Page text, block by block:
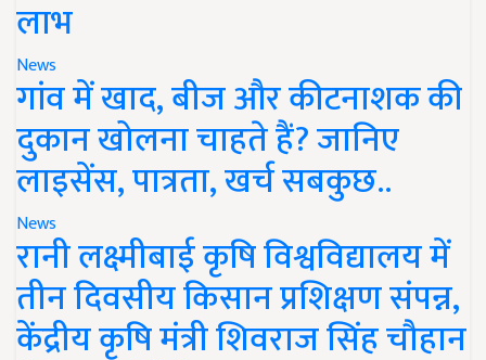
लाभ
News
गांव में खाद, बीज और कीटनाशक की
दुकान खोलना चाहते हैं? जानिए
लाइसेंस, पात्रता, खर्च सबकुछ..
News
रानी लक्ष्मीबाई कृषि विश्वविद्यालय में
तीन दिवसीय किसान प्रशिक्षण संपन्न,
केंद्रीय कृषि मंत्री शिवराज सिंह चौहान